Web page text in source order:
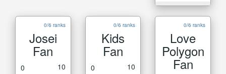
0/6 ranks
Josei
Fan
0 10
0/6 ranks
Kids
Fan
0 10
0/6 ranks
Love
Polygon
Fan